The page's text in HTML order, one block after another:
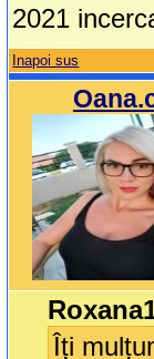
2021
Inapoi sus
Îți